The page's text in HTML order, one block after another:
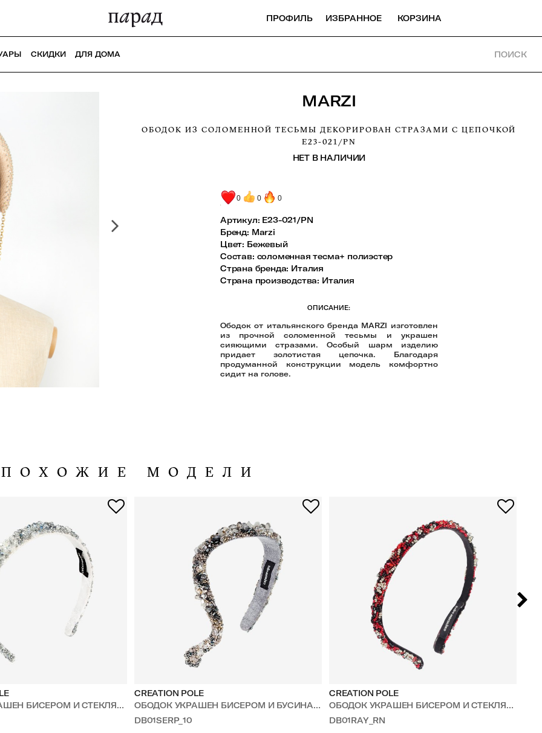
ПРОФИЛЬ ИЗБРАННОЕ КОРЗИНА
СКИДКИ ДЛЯ ДОМА ПОИСК
MARZI
ОБОДОК ИЗ СОЛОМЕННОЙ ТЕСЬМЫ ДЕКОРИРОВАН СТРАЗАМИ С ЦЕПОЧКОЙ
E23-021/PN
НЕТ В НАЛИЧИИ
0 0 0
Артикул: E23-021/PN
Бренд: Marzi
Цвет: Бежевый
Состав: соломенная тесма+ полиэстер
Страна бренда: Италия
Страна производства: Италия
ОПИСАНИЕ:
Ободок от итальянского бренда MARZI изготовлен
из прочной соломенной тесьмы и украшен
сияющими стразами. Особый шарм изделию
придает золотистая цепочка. Благодаря
продуманной конструкции модель комфортно
сидит на голове.
ПОХОЖИЕ МОДЕЛИ
И СТЕКЛЯННЫМИ БУСИНАМИ
CREATION POLE
ОБОДОК УКРАШЕН БИСЕРОМ И БУСИНАМИ
DB01SERP_10
CREATION POLE
ОБОДОК УКРАШЕН БИСЕРОМ И СТЕКЛЯННЫМИ БУСИНАМИ
DB01RAY_RN